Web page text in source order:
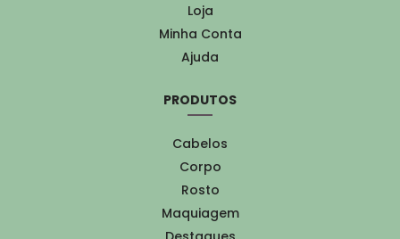
Loja
Minha Conta
Ajuda
PRODUTOS
Cabelos
Corpo
Rosto
Maquiagem